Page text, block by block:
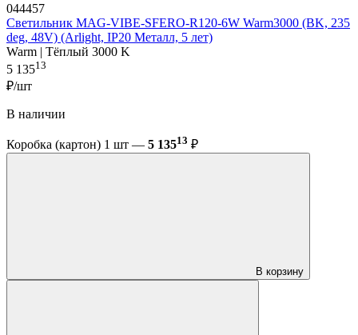
044457
Светильник MAG-VIBE-SFERO-R120-6W Warm3000 (BK, 235
deg, 48V) (Arlight, IP20 Металл, 5 лет)
Warm | Тёплый 3000 K
5 13513
₽/шт
В наличии
Коробка (картон) 1 шт — 5 13513 ₽
В корзину